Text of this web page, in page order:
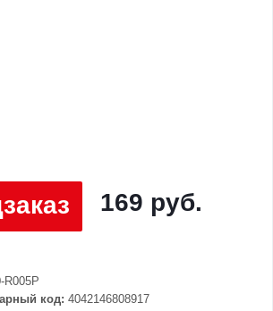
169 руб.
R005P
код: 4042146808917